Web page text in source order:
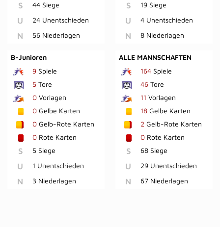
S 44 Siege
U 24 Unentschieden
N 56 Niederlagen
S 19 Siege
U 4 Unentschieden
N 8 Niederlagen
B-Junioren
9 Spiele
5 Tore
0 Vorlagen
0 Gelbe Karten
0 Gelb-Rote Karten
0 Rote Karten
S 5 Siege
U 1 Unentschieden
N 3 Niederlagen
ALLE MANNSCHAFTEN
164Spiele
46Tore
11 Vorlagen
18Gelbe Karten
2 Gelb-Rote Karten
0Rote Karten
S 68 Siege
U 29 Unentschieden
N 67 Niederlagen